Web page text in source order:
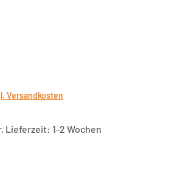
Versandkosten
Lieferzeit: 1-2 Wochen